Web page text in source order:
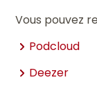
Vous pouvez
Podcloud
Deezer